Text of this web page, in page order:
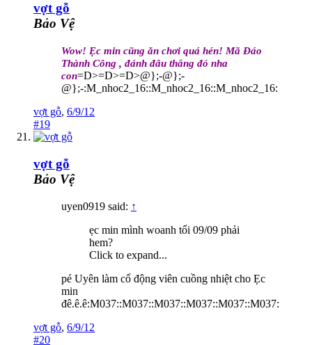
vợt gỗ
Bảo Vệ
Wow! Ẹc min cũng ăn chơi quá hén! Mã Đáo
Thành Công , đánh đâu thắng đó nha
con=D>=D>=D>@};-@};-
@};-:M_nhoc2_16::M_nhoc2_16::M_nhoc2_16:
vợt gỗ, 6/9/12
#19
vợt gỗ
Bảo Vệ
uyen0919 said: ↑
ẹc min mình woanh tối 09/09 phải
hem?
Click to expand...
pé Uyên làm cổ động viên cuồng nhiệt cho Ẹc
min
đê.ê.ê:M037::M037::M037::M037::M037::M037:
vợt gỗ, 6/9/12
#20